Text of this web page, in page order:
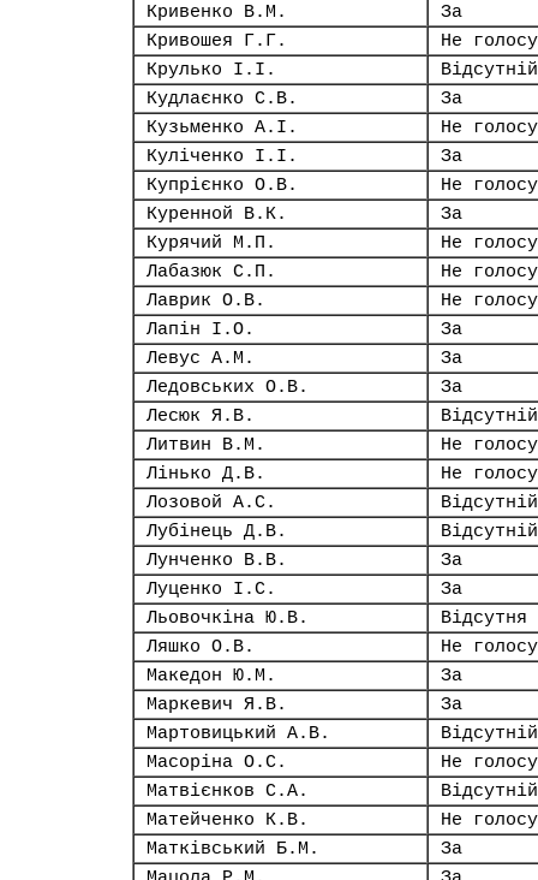
Кривенко В.М.
За
Кривошея Г.Г.
Не
Крулько І.І.
Відсутній
Кудлаєнко С.В.
За
Кузьменко А.І.
Не
Куліченко І.І.
За
Купрієнко О.В.
Не
Куренной В.К.
За
Курячий М.П.
Не
Лабазюк С.П.
Не
Лаврик О.В.
Не
Лапін І.О.
За
Левус А.М.
За
Ледовських О.В.
За
Лесюк Я.В.
Відсутній
Литвин В.М.
Не
Лінько Д.В.
Не
Лозовой А.С.
Відсутній
Лубінець Д.В.
Відсутній
Лунченко В.В.
За
Луценко І.С.
За
Льовочкіна Ю.В.
Відсутня
Ляшко О.В.
Не
Македон Ю.М.
За
Маркевич Я.В.
За
Мартовицький А.В.
Відсутній
Масоріна О.С.
Не
Матвієнков С.А.
Відсутній
Матейченко К.В.
Не
Матківський Б.М.
За